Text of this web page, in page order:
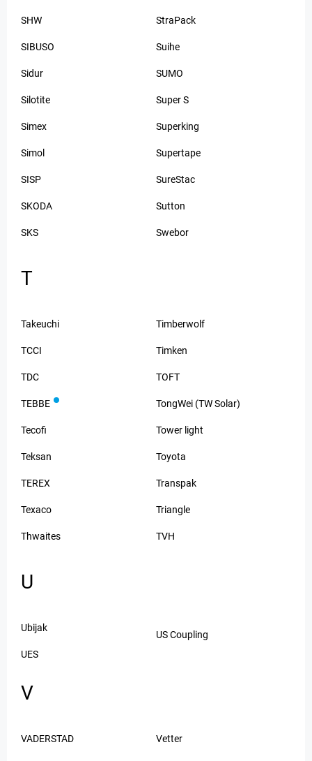
SHW
SIBUSO
Sidur
Silotite
Simex
Simol
SISP
SKODA
SKS
StraPack
Suihe
SUMO
Super S
Superking
Supertape
SureStac
Sutton
Swebor
T
Takeuchi
TCCI
TDC
TEBBE
Tecofi
Teksan
TEREX
Texaco
Thwaites
Timberwolf
Timken
TOFT
TongWei (TW Solar)
Tower light
Toyota
Transpak
Triangle
TVH
U
Ubijak
UES
US Coupling
V
VADERSTAD Vetter